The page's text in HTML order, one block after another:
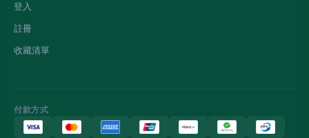
登入
註冊
收藏清單
付款方式